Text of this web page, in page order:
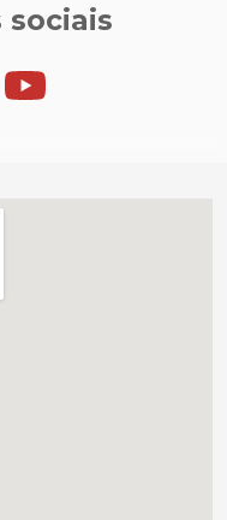
sociais